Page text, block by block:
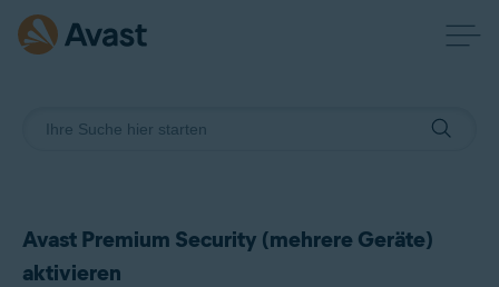
Avast Premium Security (mehrere Geräte)
aktivieren